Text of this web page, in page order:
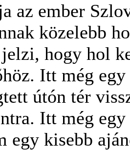
az ember
közelebb
hogy hol
Itt még egy
útón tér
Itt még egy
egy kisebb